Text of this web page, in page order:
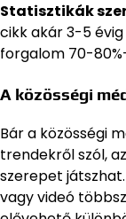
Statisztikák
cikk akár 3-5
forgalom 70-
A közösségi
Bár a közösségi
trendekről szól,
szerepet
vagy videó